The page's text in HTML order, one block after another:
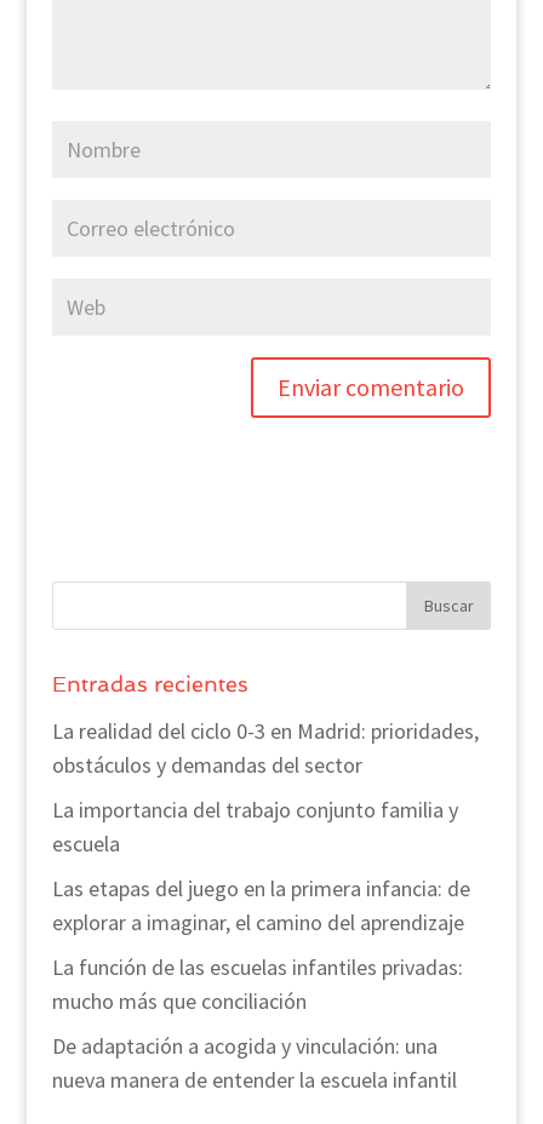
Entradas recientes
La realidad del ciclo 0-3 en Madrid: prioridades,
obstáculos y demandas del sector
La importancia del trabajo conjunto familia y
escuela
Las etapas del juego en la primera infancia: de
explorar a imaginar, el camino del aprendizaje
La función de las escuelas infantiles privadas:
mucho más que conciliación
De adaptación a acogida y vinculación: una
nueva manera de entender la escuela infantil